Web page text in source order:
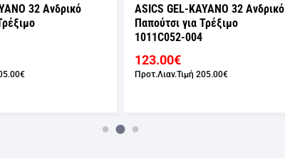
32 Ανδρικό
ASICS GEL-KAYANO 32 Ανδρικό
Παπούτσι για Τρέξιμο
1011C052-004
123.00€
Προτ.Λιαν.Τιμή 205.00€